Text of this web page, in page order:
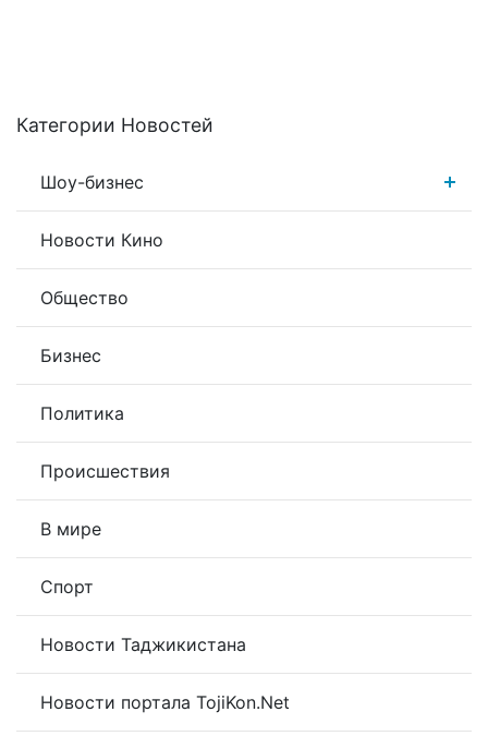
Категории Новостей
Шоу-бизнес
Новости Кино
Общество
Бизнес
Политика
Происшествия
В мире
Спорт
Новости Таджикистана
Новости портала TojiKon.Net